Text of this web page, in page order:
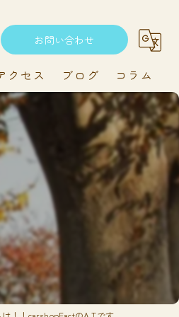
お問い合わせ
ス
クセス ブログ コラム